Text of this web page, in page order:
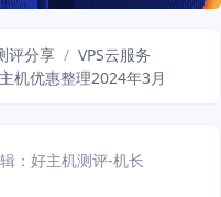
评分享 / VPS云服务
机优惠整理2024年3月
：好主机测评-机长